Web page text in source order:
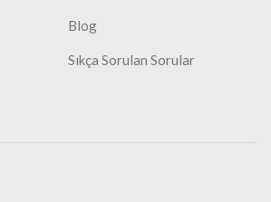
Blog
Sıkça Sorulan Sorular